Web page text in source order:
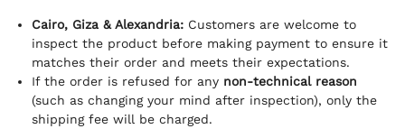
Cairo, Giza & Alexandria: Customers are welcome to
inspect the product before making payment to ensure it
matches their order and meets their expectations.
If the order is refused for any non-technical reason
(such as changing your mind after inspection), only the
shipping fee will be charged.